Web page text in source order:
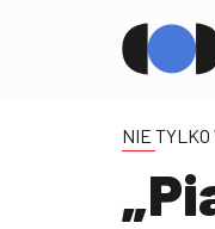
NIE TYLKO